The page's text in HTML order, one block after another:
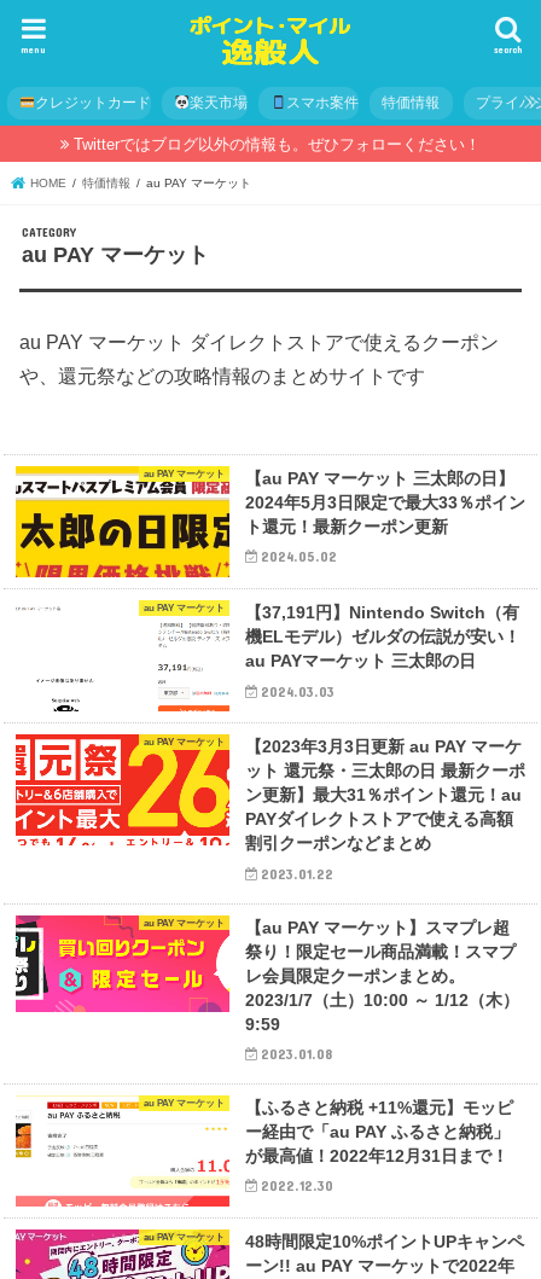
search
menu
クレジットカード 楽天市場 スマホ案件 特価情報 プライバ
Twitterではブログ以外の情報も。ぜひフォローください！
HOME 特価情報 au PAY マーケット
au PAY マーケット
au PAY マーケット ダイレクトストアで使えるクーポン
や、還元祭などの攻略情報のまとめサイトです
au PAY マーケット
【au PAY マーケット 三太郎の日】
2024年5月3日限定で最大33％ポイン
ト還元！最新クーポン更新
2024.05.02
au PAY マーケット
【37,191円】Nintendo Switch（有
機ELモデル）ゼルダの伝説が安い！
au PAYマーケット 三太郎の日
2024.03.03
au PAY マーケット
【2023年3月3日更新 au PAY マーケ
ット 還元祭・三太郎の日 最新クーポ
ン更新】最大31％ポイント還元！au
PAYダイレクトストアで使える高額
割引クーポンなどまとめ
2023.01.22
au PAY マーケット
【au PAY マーケット】スマプレ超
祭り！限定セール商品満載！スマプ
レ会員限定クーポンまとめ。
2023/1/7（土）10:00 ～ 1/12（木）
9:59
2023.01.08
au PAY マーケット
【ふるさと納税 +11%還元】モッピ
ー経由で「au PAY ふるさと納税」
が最高値！2022年12月31日まで！
2022.12.30
au PAY マーケット
48時間限定10%ポイントUPキャンペ
ーン!! au PAY マーケットで2022年